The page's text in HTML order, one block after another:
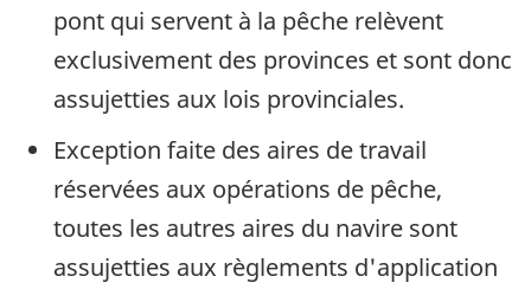
pont qui servent à la pêche relèvent
exclusivement des provinces et sont donc
assujetties aux lois provinciales.
Exception faite des aires de travail
réservées aux opérations de pêche,
toutes les autres aires du navire sont
assujetties aux règlements d'application